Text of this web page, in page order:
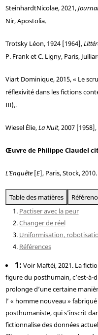
SteinhardtNicolae, 2021,
Nir, Apostolia.
TrotskyLéon, 1924 [1964],
P. Frank et C. Ligny, Paris,
ViartDominique, 2015, « Le
réflexivité dans les fictions
III),.
WieselÉlie,La Nuit, 2007
Œuvre de Philippe Claudel
L’Enquête[E], Paris, Stock, 2010.
Table des matières
Pactiser avec la peur
Changer de réel
Uniformisation,
Références
1 Voir Maftéi, 2021. La
figure du posthumain, c’est-
prolonge d’une certaine
l’ « homme nouveau »
posthumaniste, qui s’inscrit
fictionnalise des données